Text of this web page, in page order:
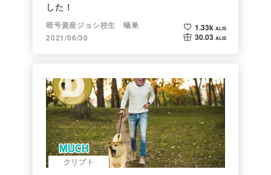
した！
暗号資産ジョシ校生 蟻巣
2021/06/30
1.33k ALIS
30.03 ALIS
クリプト